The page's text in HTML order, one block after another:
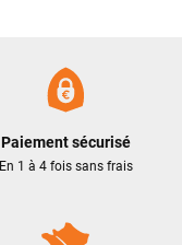
Paiement sécurisé
En 1 à 4 fois sans frais